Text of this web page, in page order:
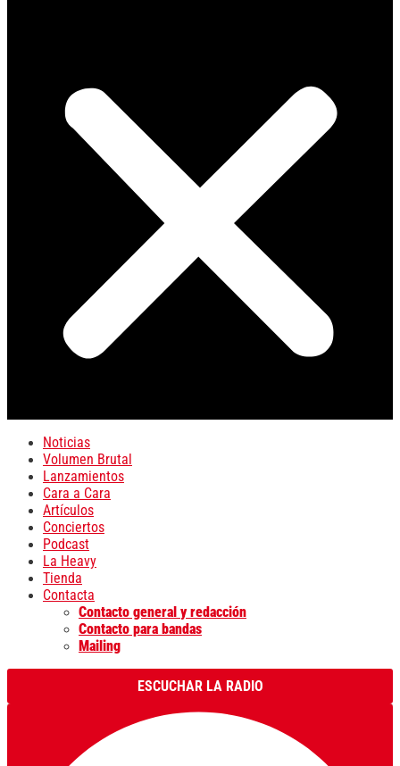
Noticias
Volumen Brutal
Lanzamientos
Cara a Cara
Artículos
Conciertos
Podcast
La Heavy
Tienda
Contacta
Contacto general y redacción
Contacto para bandas
Mailing
ESCUCHAR LA RADIO